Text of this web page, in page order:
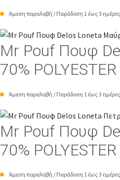
Άμεση παραλαβή / Παράδοση 1 έως 3 ημέρες
Mr Pouf Πουφ
70% POLYESTER
Άμεση παραλαβή / Παράδοση 1 έως 3 ημέρες
Mr Pouf Πουφ
70% POLYESTER
Άμεση παραλαβή / Παράδοση 1 έως 3 ημέρες